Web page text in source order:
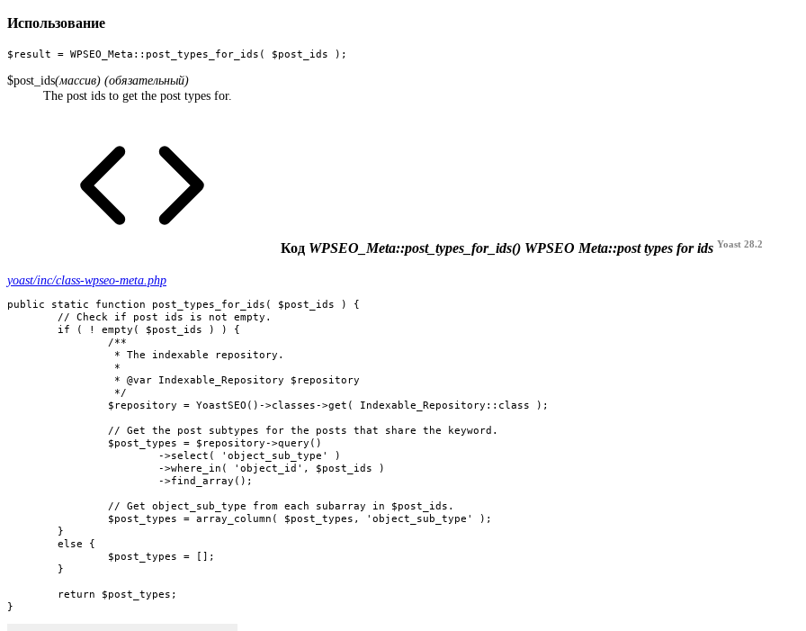
Использование
$result = WPSEO_Meta::post_types_for_ids( $post_ids );
$post_ids(массив) (обязательный)
The post ids to get the post types for.
Код WPSEO_Meta::post_types_for_ids() WPSEO Meta::post types for ids Yoast 28.2
yoast/inc/class-wpseo-meta.php
public static function post_types_for_ids( $post_ids ) {
}